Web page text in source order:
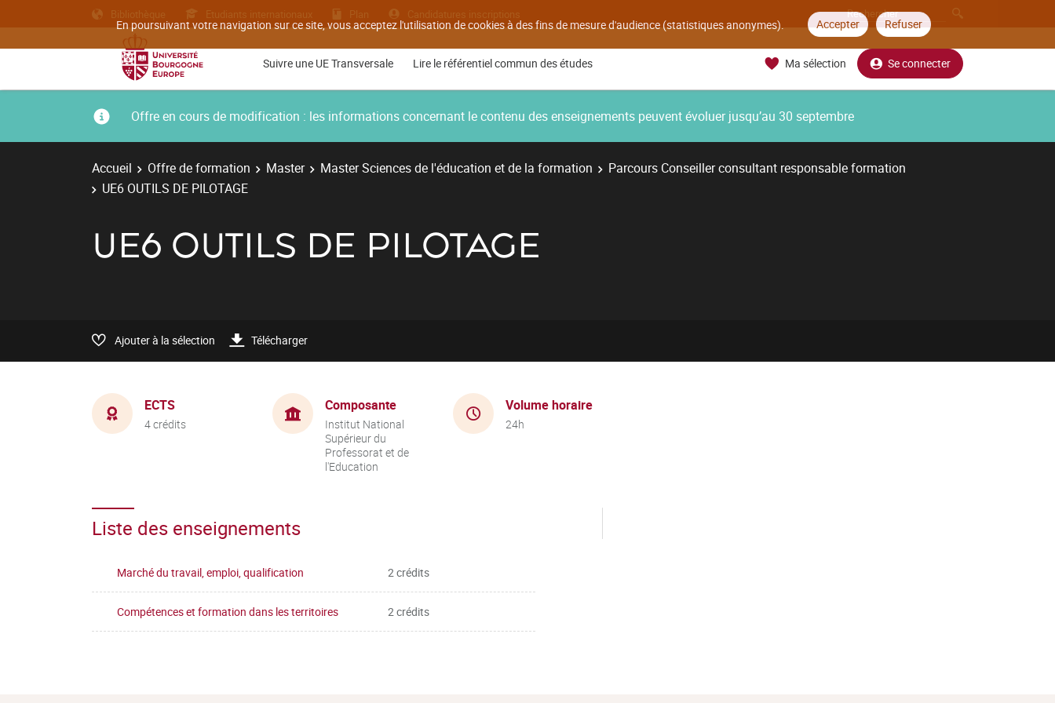
En poursuivant votre navigation sur ce site, vous acceptez l'utilisation de cookies à des fins de mesure d'audience (statistiques anonymes). Accepter Refuser
Bibliothèque Etudiants internationaux Plan Candidatures inscriptions
Suivre une UE Transversale Lire le référentiel commun des études Ma sélection Se connecter
Offre en cours de modification : les informations concernant le contenu des enseignements peuvent évoluer jusqu’au 30 septembre
Accueil Offre de formation Master Master Sciences de l'éducation et de la formation
Parcours Conseiller consultant responsable formation
UE6 OUTILS DE PILOTAGE
UE6 OUTILS DE PILOTAGE
Ajouter à la sélection Télécharger
ECTS
4 crédits
Composante
Institut National
Supérieur du
Professorat et de
l'Education
Volume horaire
24h
Liste des enseignements
Marché du travail, emploi, qualification 2 crédits
Compétences et formation dans les territoires 2 crédits